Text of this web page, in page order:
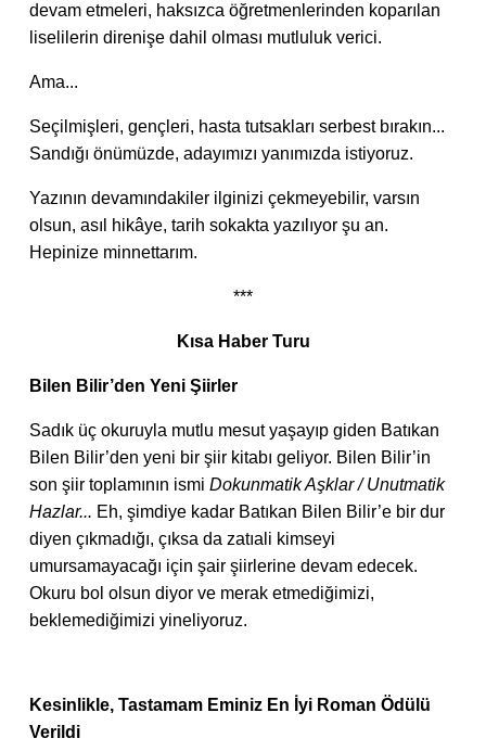
devam etmeleri, haksızca öğretmenlerinden koparılan
liselilerin direnişe dahil olması mutluluk verici.
Ama...
Seçilmişleri, gençleri, hasta tutsakları serbest bırakın...
Sandığı önümüzde, adayımızı yanımızda istiyoruz.
Yazının devamındakiler ilginizi çekmeyebilir, varsın
olsun, asıl hikâye, tarih sokakta yazılıyor şu an.
Hepinize minnettarım.
***
Kısa Haber Turu
Bilen Bilir’den Yeni Şiirler
Sadık üç okuruyla mutlu mesut yaşayıp giden Batıkan
Bilen Bilir’den yeni bir şiir kitabı geliyor. Bilen Bilir’in
son şiir toplamının ismi Dokunmatik Aşklar / Unutmatik
Hazlar... Eh, şimdiye kadar Batıkan Bilen Bilir’e bir dur
diyen çıkmadığı, çıksa da zatıali kimseyi
umursamayacağı için şair şiirlerine devam edecek.
Okuru bol olsun diyor ve merak etmediğimizi,
beklemediğimizi yineliyoruz.
Kesinlikle, Tastamam Eminiz En İyi Roman Ödülü
Verildi